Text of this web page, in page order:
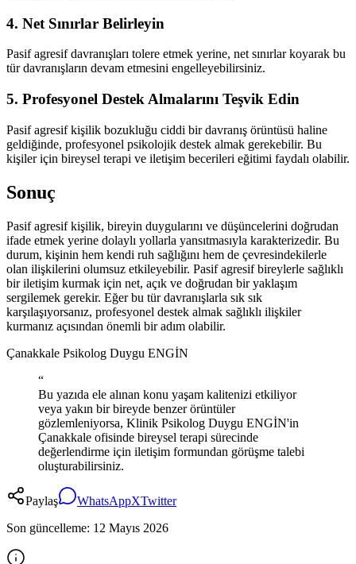
4. Net Sınırlar Belirleyin
Pasif agresif davranışları tolere etmek yerine, net sınırlar koyarak bu
tür davranışların devam etmesini engelleyebilirsiniz.
5. Profesyonel Destek Almalarını Teşvik Edin
Pasif agresif kişilik bozukluğu ciddi bir davranış örüntüsü haline
geldiğinde, profesyonel psikolojik destek almak gerekebilir. Bu
kişiler için bireysel terapi ve iletişim becerileri eğitimi faydalı olabilir.
Sonuç
Pasif agresif kişilik, bireyin duygularını ve düşüncelerini doğrudan
ifade etmek yerine dolaylı yollarla yansıtmasıyla karakterizedir. Bu
durum, kişinin hem kendi ruh sağlığını hem de çevresindekilerle
olan ilişkilerini olumsuz etkileyebilir. Pasif agresif bireylerle sağlıklı
bir iletişim kurmak için net, açık ve doğrudan bir yaklaşım
sergilemek gerekir. Eğer bu tür davranışlarla sık sık
karşılaşıyorsanız, profesyonel destek almak sağlıklı ilişkiler
kurmanız açısından önemli bir adım olabilir.
Çanakkale Psikolog Duygu ENGİN
“
Bu yazıda ele alınan konu yaşam kalitenizi etkiliyor
veya yakın bir bireyde benzer örüntüler
gözlemleniyorsa, Klinik Psikolog Duygu ENGİN'in
Çanakkale ofisinde bireysel terapi sürecinde
değerlendirme için iletişim formundan görüşme talebi
oluşturabilirsiniz.
Paylaş WhatsAppXTwitter
Son güncelleme: 12 Mayıs 2026